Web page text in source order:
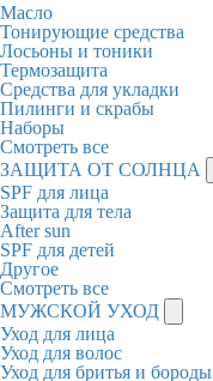
Масло
Тонирующие средства
Лосьоны и тоники
Термозащита
Средства для укладки
Пилинги и скрабы
Наборы
Смотреть все
ЗАЩИТА ОТ СОЛНЦА
SPF для лица
Защита для тела
After sun
SPF для детей
Другое
Смотреть все
МУЖСКОЙ УХОД
Уход для лица
Уход для волос
Уход для бритья и бороды